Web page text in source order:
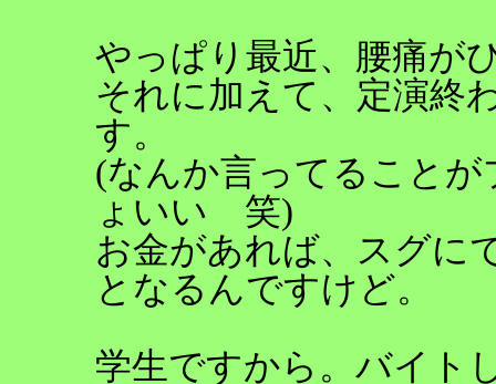
やっぱり最近、腰痛が
それに加えて、定演終
す。
(なんか言ってること
ょいい 笑)
お金があれば、スグに
となるんですけど。
学生ですから。バイト